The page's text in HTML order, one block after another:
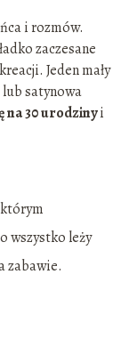
i rozmów.
zaczesane
Jeden mały
satynowa
na 30 urodzinyi
wszystko leży
zabawie.